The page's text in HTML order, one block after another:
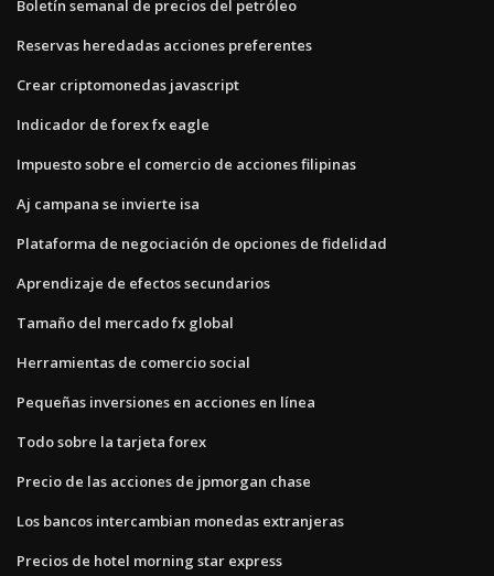
Boletín semanal de precios del petróleo
Reservas heredadas acciones preferentes
Crear criptomonedas javascript
Indicador de forex fx eagle
Impuesto sobre el comercio de acciones filipinas
Aj campana se invierte isa
Plataforma de negociación de opciones de fidelidad
Aprendizaje de efectos secundarios
Tamaño del mercado fx global
Herramientas de comercio social
Pequeñas inversiones en acciones en línea
Todo sobre la tarjeta forex
Precio de las acciones de jpmorgan chase
Los bancos intercambian monedas extranjeras
Precios de hotel morning star express